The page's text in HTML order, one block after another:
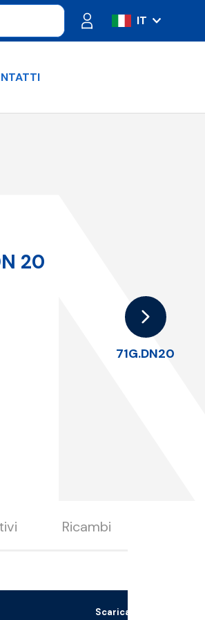
IT
ES
DE
71G.DN20
20
Ricambi
Scarica il file 3D